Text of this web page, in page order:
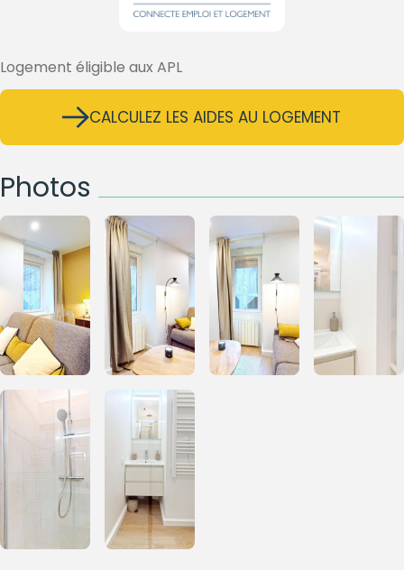
Logement éligible aux APL
CALCULEZ LES AIDES AU LOGEMENT
Photos